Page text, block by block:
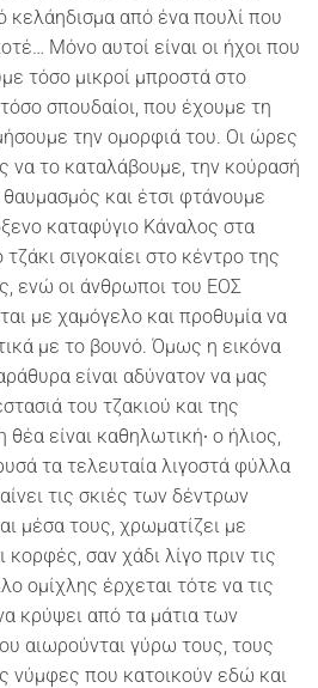
κελάηδισμα από ένα πουλί που
Μόνο αυτοί είναι οι ήχοι που
τόσο μικροί μπροστά στο
σπουδαίοι, που έχουμε τη
την ομορφιά του. Οι ώρες
να το καταλάβουμε, την κούρασή
και έτσι φτάνουμε
καταφύγιο Κάναλος στα
σιγοκαίει στο κέντρο της
ενώ οι άνθρωποι του ΕΟΣ
με χαμόγελο και προθυμία να
με το βουνό. Όμως η εικόνα
είναι αδύνατον να μας
του τζακιού και της
είναι καθηλωτική∙ ο ήλιος,
τα τελευταία λιγοστά φύλλα
τις σκιές των δέντρων
μέσα τους, χρωματίζει με
κορφές, σαν χάδι λίγο πριν τις
ομίχλης έρχεται τότε να τις
κρύψει από τα μάτια των
αιωρούνται γύρω τους, τους
νύμφες που κατοικούν εδώ και